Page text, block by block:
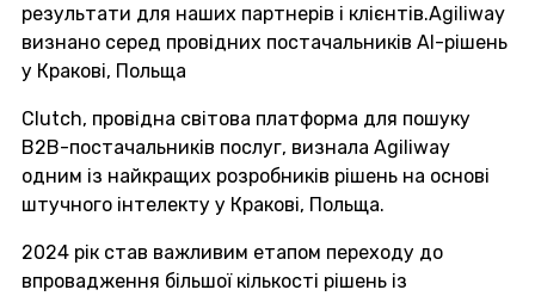
результати для наших партнерів і клієнтів.Agiliway
визнано серед провідних постачальників AI-рішень
у Кракові, Польща
Clutch, провідна світова платформа для пошуку
B2B-постачальників послуг, визнала Agiliway
одним із найкращих розробників рішень на основі
штучного інтелекту у Кракові, Польща.
2024 рік став важливим етапом переходу до
впровадження більшої кількості рішень із